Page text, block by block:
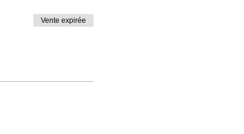
Vente expirée